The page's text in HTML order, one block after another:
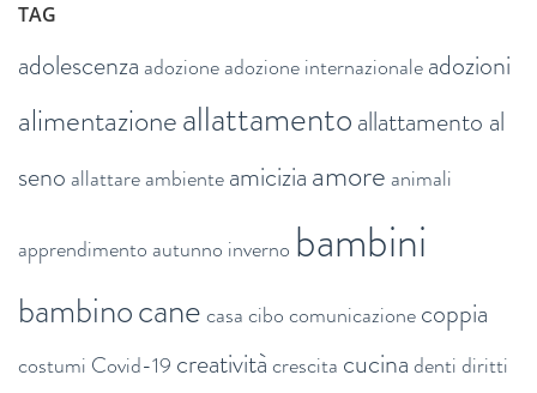
TAG
adolescenza adozioneadozione internazionaleadozioni
alimentazioneallattamentoallattamento al
seno allattareambienteamiciziaamore animali
apprendimento autunno inverno bambini
bambinocanecasacibocomunicazionecoppia
costumi Covid-19 creativitàcrescita cucinadentidiritti